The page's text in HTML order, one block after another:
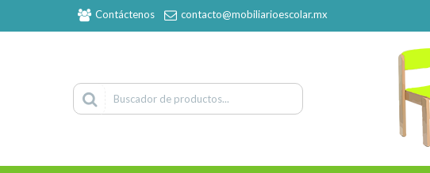
Contáctenos contacto@mobiliarioescolar.mx